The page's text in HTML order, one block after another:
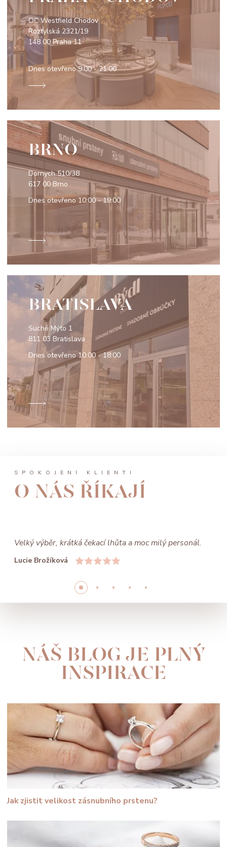
OC Westfield Chodov
Roztylská 2321/19
148 00 Praha 11
Dnes otevřeno9:00 - 21:00
BRNO
Dornych 510/38
617 00 Brno
Dnes otevřeno 10:00 - 19:00
BRATISLAVA
Suché Mýto 1
811 03 Bratislava
Dnes otevřeno10:00 - 18:00
SPOKOJENÍ KLIENTI
O NÁS ŘÍKAJÍ
Velký výběr, krátká čekací lhůta a moc milý personál.
Lucie Brožíková
NÁŠ BLOG JE PLNÝ
INSPIRACE
Jak zjistit velikost zásnubního prstenu?